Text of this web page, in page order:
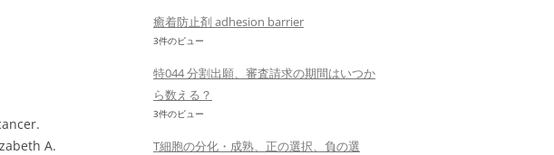
A.
癒着防止剤 adhesion barrier
3件のビュー
特044 分割出願、審査請求の期間はいつか
ら数える？
3件のビュー
T細胞の分化・成熟、正の選択、負の選